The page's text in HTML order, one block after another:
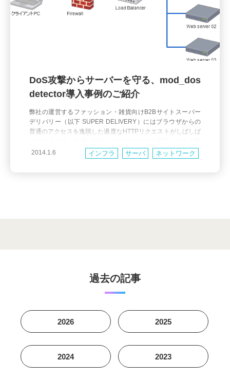
DoS攻撃からサーバーを守る、mod_dos
detector導入事例のご紹介
弊社の運営するファッション・雑貨向けB2Bサイトスーパー
デリバリー（以下 SUPER DELIVERY）にはブラウザからの
普通のアクセスを逸脱した過度なHTTPリクエストがしばしば
とは言えないものですがサイトに与える負荷は高く対応の必
要がありました。 今回の記事では弊社で行ったDoS攻撃対策
2014.1.6 インフラ サーバ ネットワーク
過去の記事
2026 2025
2024 2023